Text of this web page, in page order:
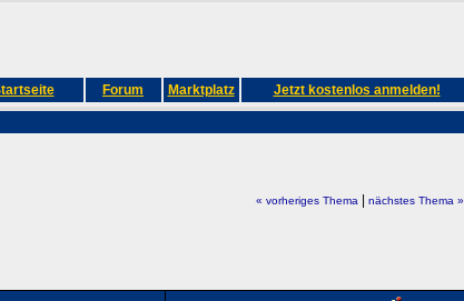
Forum Marktplatz Jetzt kostenlos anmelden!
« vorheriges Thema| nächstes Thema »